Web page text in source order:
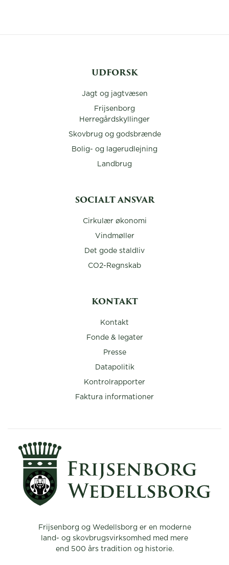
Frijsenborg og Wedellsborg er en moderne
land- og skovbrugsvirksomhed med mere
end 500 års tradition og historie.
UDFORSK
Jagt og jagtvæsen
Frijsenborg
Herregårdskyllinger
Skovbrug og godsbrænde
Bolig- og lagerudlejning
Landbrug
SOCIALT ANSVAR
Cirkulær økonomi
Vindmøller
Det gode staldliv
CO2-Regnskab
KONTAKT
Kontakt
Fonde & legater
Presse
Datapolitik
Kontrolrapporter
Faktura informationer